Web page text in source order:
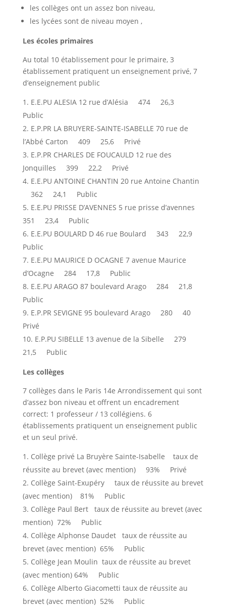
les collèges ont un assez bon niveau,
les lycées sont de niveau moyen ,
Les écoles primaires
Au total 10 établissement pour le primaire, 3
établissement pratiquent un enseignement privé, 7
d’enseignement public
E.E.PU ALESIA 12 rue d’Alésia 474 26,3
Public
E.P.PR LA BRUYERE-SAINTE-ISABELLE 70 rue de
l’Abbé Carton 409 25,6 Privé
E.P.PR CHARLES DE FOUCAULD 12 rue des
Jonquilles 399 22,2 Privé
E.E.PU ANTOINE CHANTIN 20 rue Antoine Chantin
362 24,1 Public
E.E.PU PRISSE D’AVENNES 5 rue prisse d’avennes
351 23,4 Public
E.E.PU BOULARD D 46 rue Boulard 343 22,9
Public
E.E.PU MAURICE D OCAGNE 7 avenue Maurice
d’Ocagne 284 17,8 Public
E.E.PU ARAGO 87 boulevard Arago 284 21,8
Public
E.P.PR SEVIGNE 95 boulevard Arago 280 40
Privé
E.P.PU SIBELLE 13 avenue de la Sibelle 279
21,5 Public
Les collèges
7 collèges dans le Paris 14e Arrondissement qui sont
d’assez bon niveau et offrent un encadrement
correct: 1 professeur / 13 collégiens. 6
établissements pratiquent un enseignement public
et un seul privé.
Collège privé La Bruyère Sainte-Isabelle taux de
réussite au brevet (avec mention) 93% Privé
Collège Saint-Exupéry taux de réussite au brevet
(avec mention) 81% Public
Collège Paul Bert taux de réussite au brevet (avec
mention) 72% Public
Collège Alphonse Daudet taux de réussite au
brevet (avec mention) 65% Public
Collège Jean Moulin taux de réussite au brevet
(avec mention) 64% Public
Collège Alberto Giacometti taux de réussite au
brevet (avec mention) 52% Public